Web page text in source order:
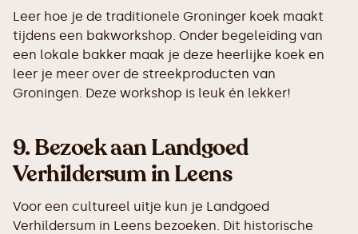
Leer hoe je de traditionele Groninger koek maakt
tijdens een bakworkshop. Onder begeleiding van
een lokale bakker maak je deze heerlijke koek en
leer je meer over de streekproducten van
Groningen. Deze workshop is leuk én lekker!
9.Bezoek aan Landgoed
Verhildersum in Leens
Voor een cultureel uitje kun je Landgoed
Verhildersum in Leens bezoeken. Dit historische